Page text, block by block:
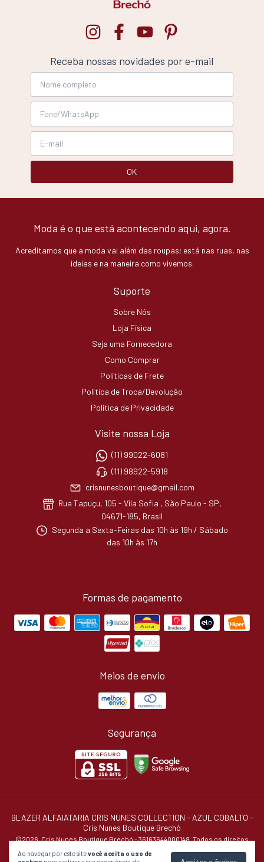
Ao navegar por este sitevocê aceita o uso de
Receba nossas novidades por e-mail
Moda é o que está acontecendo aqui, agora.
Acreditamos que a moda vai além das roupas; está nas ruas, nas
ideias e na maneira como vivemos.
Suporte
Sobre Nós
Loja Física
Seja uma Fornecedora
Como Comprar
Políticas de Frete
Política de Troca/Devolução
Política de Privacidade
Visite nossa Loja
(11) 99022-6081
(11) 98922-5918
crisnunesboutique@gmail.com
Rua Tapuçu, 105 - Vila Sofia , São Paulo - SP,
04671-185, Brasil
Segunda a Sexta-Feiras das 10h às 19h / Sábado
das 10h às 17h
Formas de pagamento
Meios de envio
Segurança
BLAZER ALFAIATARIA CRIS NUNES COLLECTION - AZUL COBALTO -
Cris Nunes Boutique Brechó
©2026. Cris Nunes Boutique Brechó - 36163644000148. Todos os direitos